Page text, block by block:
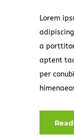
Lorem
a
aptent
per